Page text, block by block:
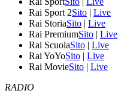
Rai Sport 2Sito | Live
Rai StoriaSito | Live
Rai PremiumSito | Live
Rai ScuolaSito | Live
Rai YoYoSito | Live
Rai MovieSito | Live
RADIO